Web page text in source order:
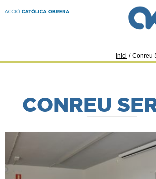
Inici / Conreu
CONREU